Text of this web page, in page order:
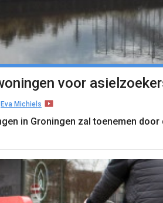
voor
Eva Michiels
in Groningen zal toenemen